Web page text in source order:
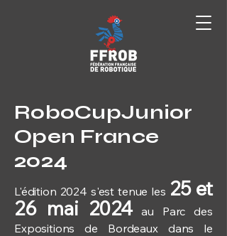
RoboCupJunior
Open France
2024
L'édition 2024 s'est tenue les 25 et
26 mai 2024au Parc des
Expositions de Bordeaux dans le